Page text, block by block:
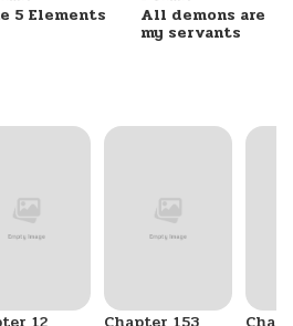
5 Elements All demons are
my servants